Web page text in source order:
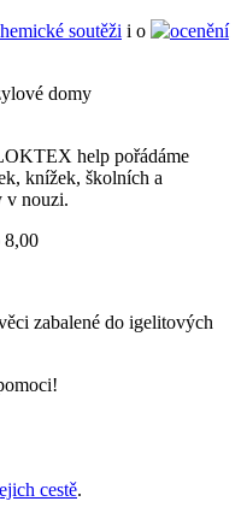
soutěži i o
ocenění
domy
help pořádáme
knížek, školních a
v nouzi.
8,00
zabalené do igelitových
cestě.